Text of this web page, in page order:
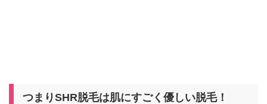
つまりSHR脱毛は肌にすごく優しい脱毛！